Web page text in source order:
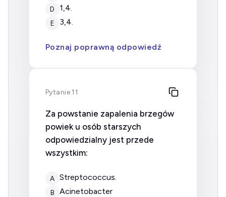
D 1,4.
E 3,4.
Poznaj poprawną odpowiedź
Pytanie 11
Za powstanie zapalenia brzegów
powiek u osób starszych
odpowiedzialny jest przede
wszystkim:
A Streptococcus.
B Acinetobacter